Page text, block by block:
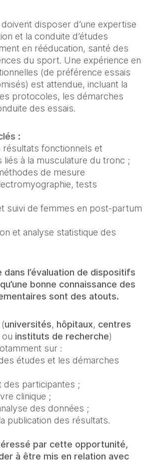
disposer d’une expertise
et la conduite d’études
en rééducation, santé des
du sport. Une expérience en
(de préférence essais
est attendue, incluant la
protocoles, les démarches
des essais.
:
résultats fonctionnels et
liés à la musculature du tronc ;
de mesure
tests
suivi de femmes en post-partum
et analyse statistique des
dans l’évaluation de dispositifs
bonne connaissance des
sont des atouts.
universités, hôpitaux, centres
ou instituts de recherche)
sur :
études et les démarches
des participantes ;
clinique ;
des données ;
publication des résultats.
par cette opportunité,
à être mis en relation avec